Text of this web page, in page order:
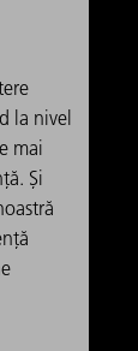
la nivel
mai
Și